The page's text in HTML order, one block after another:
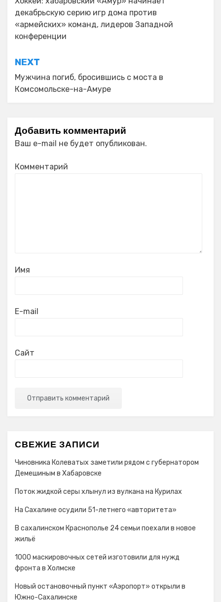
по
записям
декабрьскую серию игр дома против
«армейских» команд, лидеров Западной
конференции
NEXT
Мужчина погиб, бросившись с моста в
Комсомольске-на-Амуре
Добавить комментарий
Ваш e-mail не будет опубликован.
Комментарий
Имя
E-mail
Сайт
СВЕЖИЕ ЗАПИСИ
Чиновника Колеватых заметили рядом с губернатором
Демешиным в Хабаровске
Поток жидкой серы хлынул из вулкана на Курилах
На Сахалине осудили 51-летнего «авторитета»
В сахалинском Краснополье 24 семьи поехали в новое
жильё
1000 маскировочных сетей изготовили для нужд
фронта в Холмске
Новый остановочный пункт «Аэропорт» открыли в
Южно-Сахалинске